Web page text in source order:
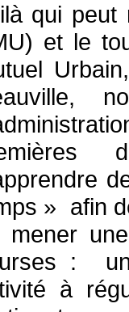
qui
et le
» afin
mener
:
à